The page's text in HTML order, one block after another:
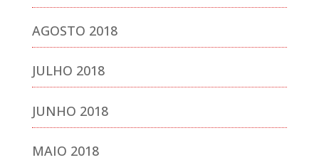
AGOSTO 2018
JULHO 2018
JUNHO 2018
MAIO 2018